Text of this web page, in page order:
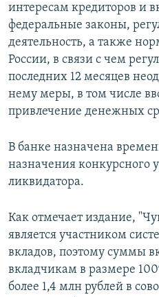
интересам кредиторов и
федеральные законы,
деятельность, а также
России, в связи с чем
последних 12 месяцев
нему меры, в том числе
привлечение денежных
В банке назначена
назначения конкурсного
ликвидатора.
Как отмечает издание,
является участником
вкладов, поэтому суммы
вкладчикам в размере
более 1,4 млн рублей в